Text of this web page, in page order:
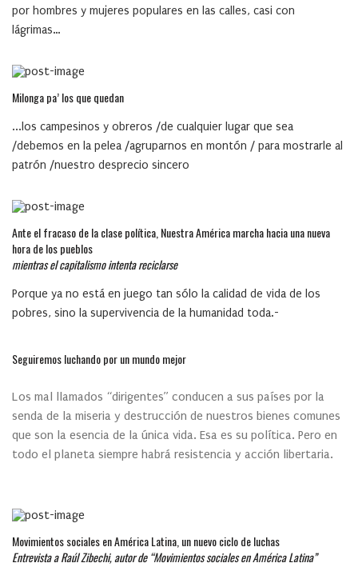
por hombres y mujeres populares en las calles, casi con
lágrimas…
Milonga pa’ los que quedan
...los campesinos y obreros /de cualquier lugar que sea
/debemos en la pelea /agruparnos en montón / para mostrarle al
patrón /nuestro desprecio sincero
Ante el fracaso de la clase política, Nuestra América marcha hacia una nueva
hora de los pueblos
mientras el capitalismo intenta reciclarse
Porque ya no está en juego tan sólo la calidad de vida de los
pobres, sino la supervivencia de la humanidad toda.-
Seguiremos luchando por un mundo mejor
Los mal llamados “dirigentes” conducen a sus países por la
senda de la miseria y destrucción de nuestros bienes comunes
que son la esencia de la única vida. Esa es su política. Pero en
todo el planeta siempre habrá resistencia y acción libertaria.
Movimientos sociales en América Latina, un nuevo ciclo de luchas
Entrevista a Raúl Zibechi, autor de “Movimientos sociales en América Latina”